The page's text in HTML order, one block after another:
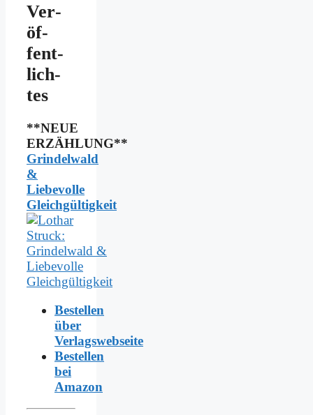
Ver­
öf­
fent­
lich­
tes
**NEUE
ERZÄHLUNG**
Grindelwald
&
Liebevolle
Gleichgültigkeit
Bestellen
über
Verlagswebseite
Bestellen
bei
Amazon